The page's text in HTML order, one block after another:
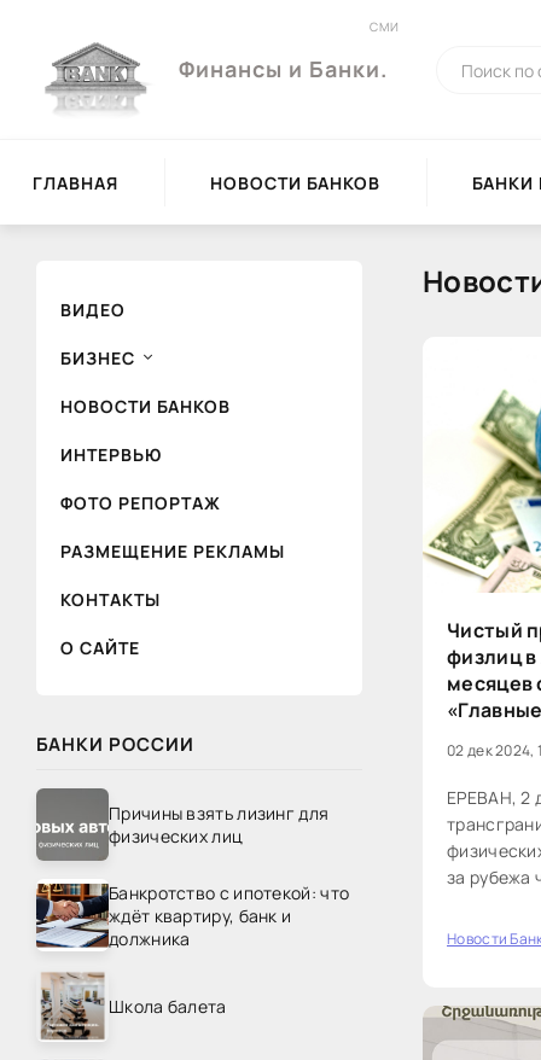
Финансы и Банки.
СМИ
ГЛАВНАЯ НОВОСТИ БАНКОВ БАНКИ
ВИДЕО
БИЗНЕС
НОВОСТИ БАНКОВ
ИНТЕРВЬЮ
ФОТО РЕПОРТАЖ
РАЗМЕЩЕНИЕ РЕКЛАМЫ
КОНТАКТЫ
О САЙТЕ
БАНКИ РОССИИ
Причины взять лизинг для
физических лиц
Банкротство с ипотекой: что
ждёт квартиру, банк и
должника
Школа балета
Чистый
физлиц
месяцев
02 дек 2024,
ЕРЕВАН, 2
за рубежа
млрд.
Новости